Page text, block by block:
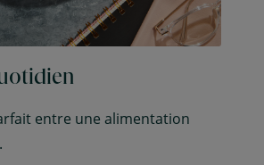
entre une alimentation